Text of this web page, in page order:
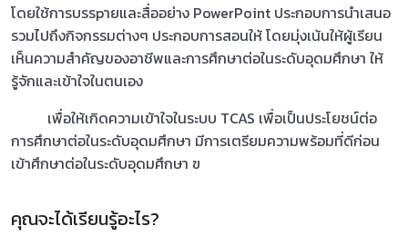
โดยใช้การบรรpายและสื่ออย่าง PowerPoint ประกอบการนำเสนอ
รวมไปถึงกิจกรรมต่างๆ ประกอบการสอนให้ โดยมุ่งเน้นให้ผู้เรียน
เห็นความสำคัญของอาชีพและการศึกษาต่อในระดับอุดมศึกษา ให้
รู้จักและเข้าใจในตนเอง
เพื่อให้เกิดความเข้าใจในระบบ TCAS เพื่อเป็นประโยชน์ต่อ
การศึกษาต่อในระดับอุดมศึกษา มีการเตรียมความพร้อมที่ดีก่อน
เข้าศึกษาต่อในระดับอุดมศึกษา ฃ
คุณจะได้เรียนรู้อะไร?